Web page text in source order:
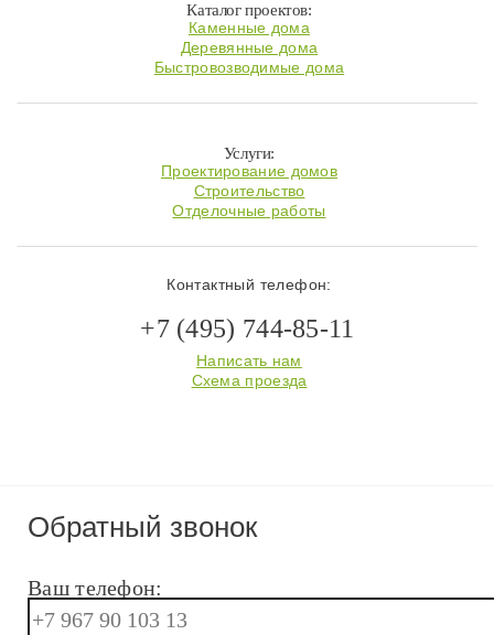
Каталог проектов:
Каменные дома
Деревянные дома
Быстровозводимые дома
Услуги:
Проектирование домов
Строительство
Отделочные работы
Контактный телефон:
+7 (495) 744-85-11
Написать нам
Схема проезда
Обратный звонок
Ваш телефон: